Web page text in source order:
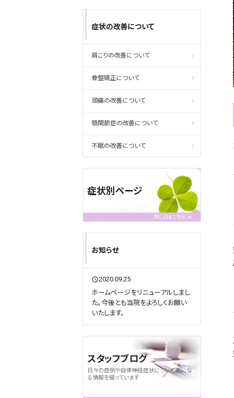
症状の改善について
肩こりの改善について
骨盤矯正について
頭痛の改善について
顎関節症の改善について
不眠の改善について
症状別ページ
詳しくはこちら
お知らせ
query_builder2020.09.25
ホームページをリニューアルしまし
た。今後とも当院をよろしくお願い
いたします。
スタッフブログ
日々の症例や自律神経症状について氣にな
る情報を綴っています